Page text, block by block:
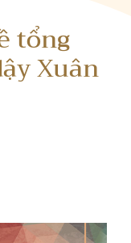
tổng
Xuân